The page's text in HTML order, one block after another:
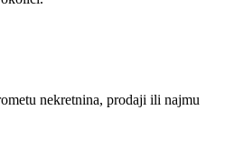
nekretnina, prodaji ili najmu